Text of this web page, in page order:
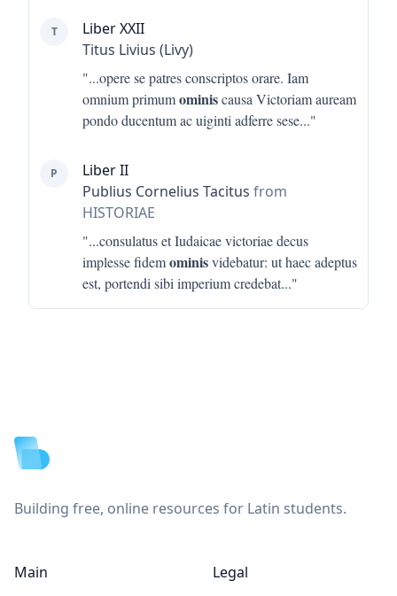
T
Liber XXII
Titus Livius (Livy)
"...opere se patres conscriptos orare. Iam
omnium primumominiscausa Victoriam auream
pondo ducentum ac uiginti adferre sese..."
P
Liber II
Publius Cornelius Tacitus from
HISTORIAE
"...consulatus et Iudaicae victoriae decus
implesse fidemominisvidebatur: ut haec adeptus
est, portendi sibi imperium credebat..."
Building free, online resources for Latin students.
Main
Legal